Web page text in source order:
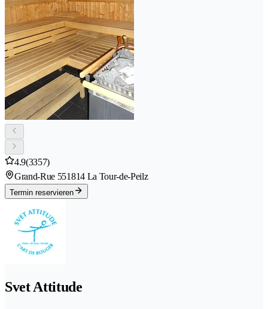
4.9(3357)
Grand-Rue 551814 La Tour-de-Peilz
Termin reservieren
Svet Attitude